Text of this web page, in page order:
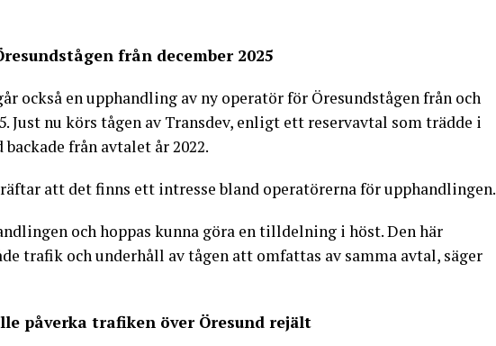
från december 2025
också en upphandling av ny operatör för Öresundstågen från och
Just nu körs tågen av Transdev, enligt ett reservavtal som trädde i
backade från avtalet år 2022.
att det finns ett intresse bland operatörerna för upphandlingen.
och hoppas kunna göra en tilldelning i höst. Den här
trafik och underhåll av tågen att omfattas av samma avtal, säger
påverka trafiken över Öresund rejält